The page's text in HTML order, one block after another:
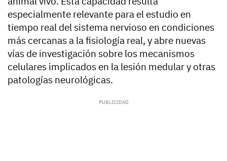
especialmente relevante para el estudio en
tiempo real del sistema nervioso en condiciones
más cercanas a la fisiología real, y abre nuevas
vías de investigación sobre los mecanismos
celulares implicados en la lesión medular y otras
patologías neurológicas.